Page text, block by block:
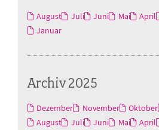
August Juli Juni Mai April
Januar
Archiv 2025
Dezember November Oktober
August
Juli Juni Mai April